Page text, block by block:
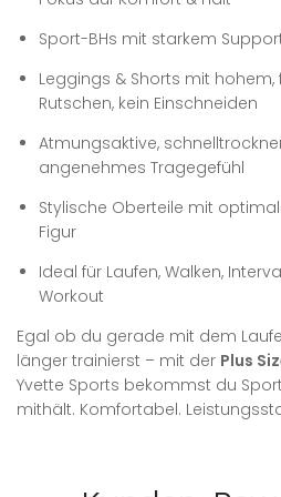
Sport-BHs mit starkem
Leggings & Shorts mit
Rutschen, kein Einschneiden
Atmungsaktive,
angenehmes Tragegefühl
Stylische Oberteile mit
Figur
Ideal für Laufen, Walken,
Workout
Egal ob du gerade mit dem
länger trainierst – mit der Plus
Yvette Sports bekommst du
mithält. Komfortabel.